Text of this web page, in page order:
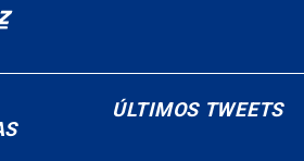
ÚLTIMOS TWEETS